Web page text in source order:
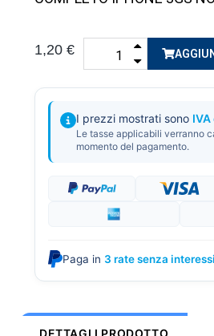
1,20 €
I prezzi mostrati sono
Le tasse applicabili verranno
momento del pagamento.
Paga in 3 rate senza interessi